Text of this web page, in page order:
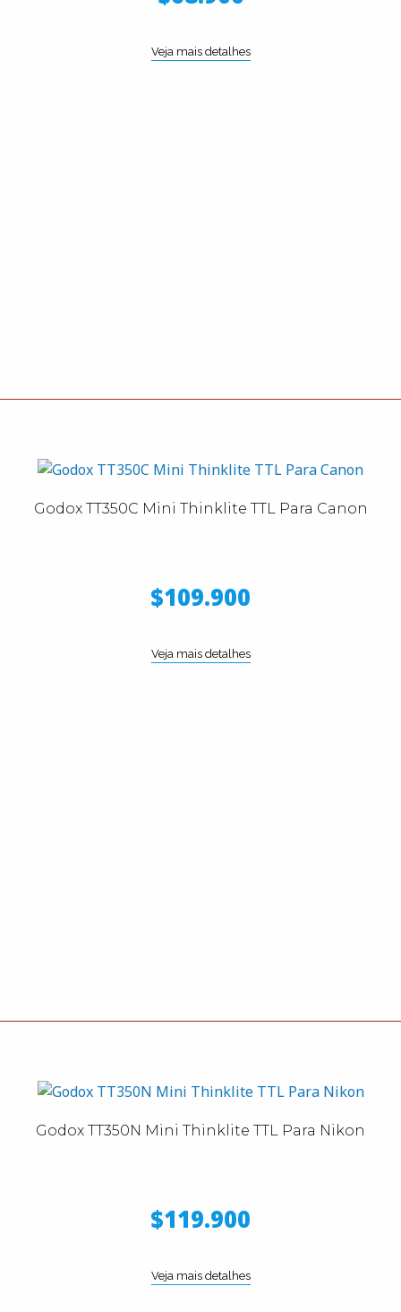
Veja mais detalhes
Godox TT350C Mini Thinklite TTL Para Canon
$109.900
Veja mais detalhes
Godox TT350N Mini Thinklite TTL Para Nikon
$119.900
Veja mais detalhes